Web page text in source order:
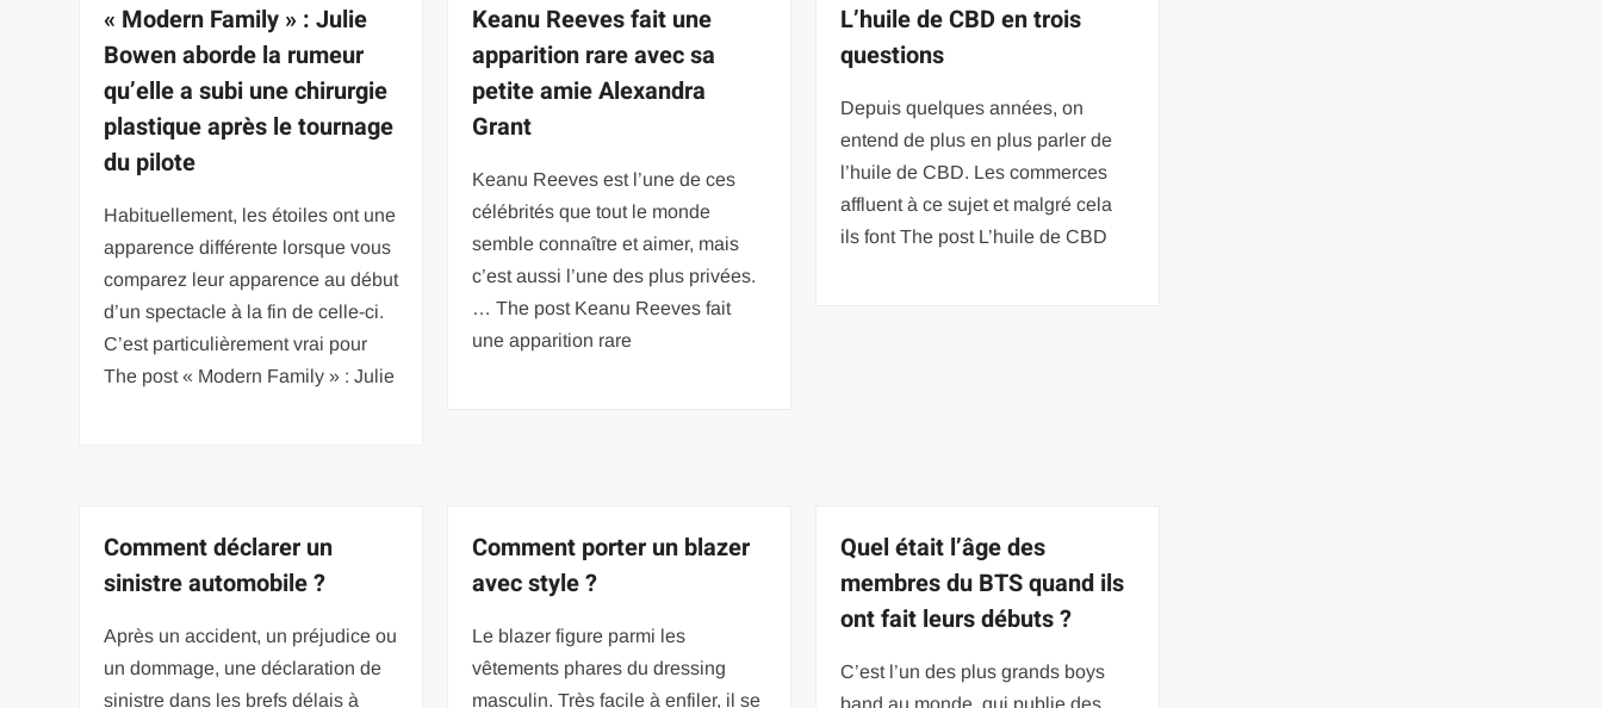
« Modern Family » : Julie
Bowen aborde la rumeur
qu’elle a subi une chirurgie
plastique après le tournage
du pilote
Habituellement, les étoiles ont une
apparence différente lorsque vous
comparez leur apparence au début
d’un spectacle à la fin de celle-ci.
C’est particulièrement vrai pour
The post « Modern Family » : Julie
Keanu Reeves fait une
apparition rare avec sa
petite amie Alexandra
Grant
Keanu Reeves est l’une de ces
célébrités que tout le monde
semble connaître et aimer, mais
c’est aussi l’une des plus privées.
… The post Keanu Reeves fait
une apparition rare
L’huile de CBD en trois
questions
Depuis quelques années, on
entend de plus en plus parler de
l’huile de CBD. Les commerces
affluent à ce sujet et malgré cela
ils font The post L’huile de CBD
Comment déclarer un
sinistre automobile ?
Après un accident, un préjudice ou
un dommage, une déclaration de
sinistre dans les brefs délais à
Comment porter un blazer
avec style ?
Le blazer figure parmi les
vêtements phares du dressing
masculin. Très facile à enfiler, il se
Quel était l’âge des
membres du BTS quand ils
ont fait leurs débuts ?
C’est l’un des plus grands boys
band au monde, qui publie des